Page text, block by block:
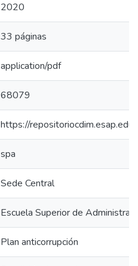
2020
33 páginas
application/pdf
68079
https://
spa
Sede Central
Escuela Superior de
Plan anticorrupción